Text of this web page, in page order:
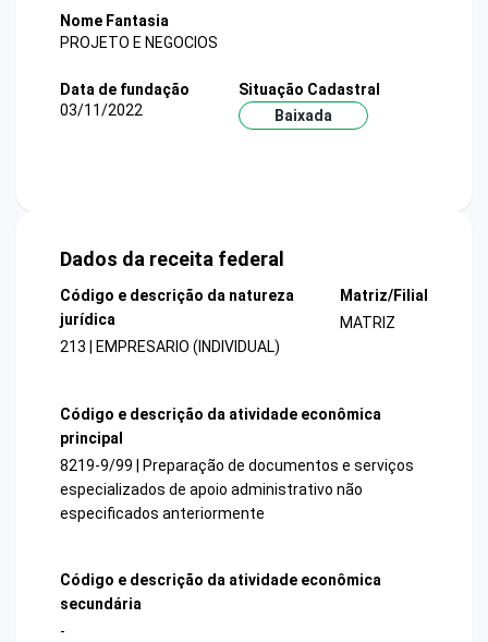
Nome Fantasia
PROJETO E NEGOCIOS
Data de fundação
03/11/2022
Situação Cadastral
Baixada
Dados da receita federal
Código e descrição da natureza
jurídica
213 | EMPRESARIO (INDIVIDUAL)
Matriz/Filial
MATRIZ
Código e descrição da atividade econômica
principal
8219-9/99 | Preparação de documentos e serviços
especializados de apoio administrativo não
especificados anteriormente
Código e descrição da atividade econômica
secundária
-